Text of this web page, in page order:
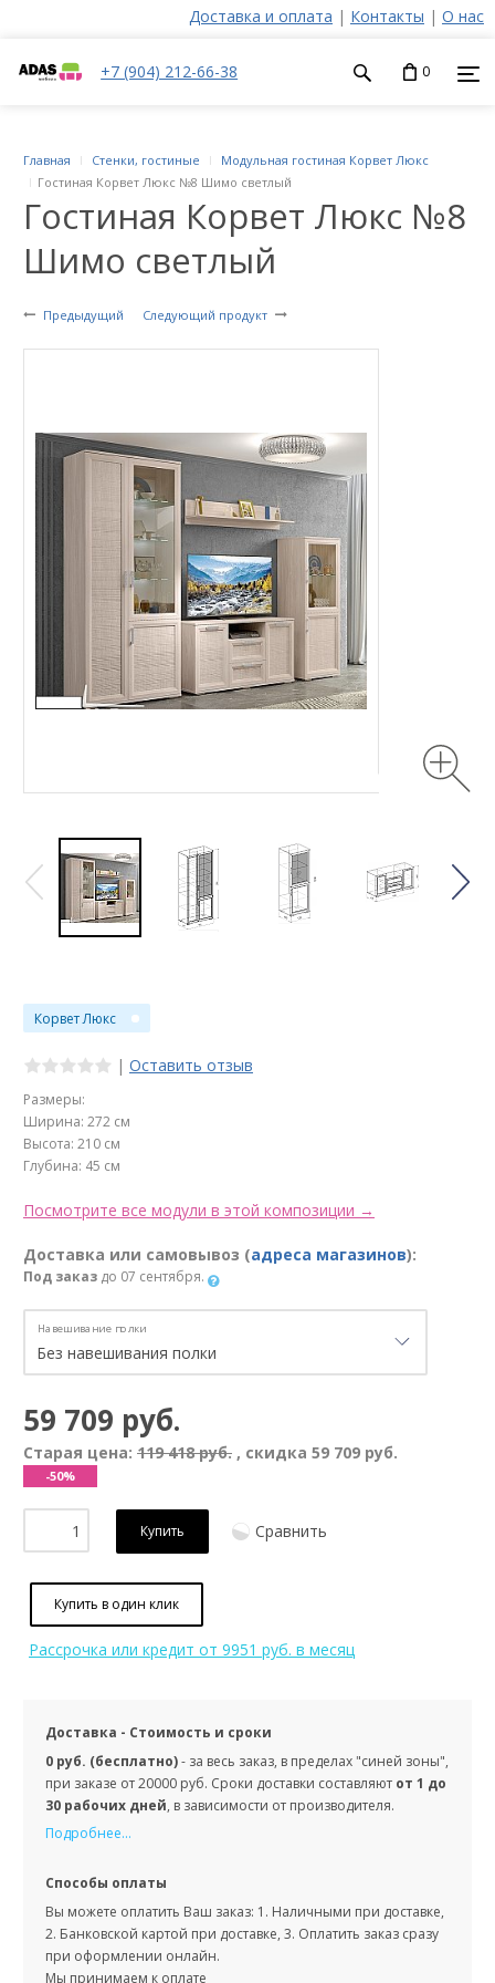
Доставка и оплата | Контакты | О нас
+7 (904) 212-66-38 0
Гостиная Корвет Люкс №8
Шимо светлый
Предыдущий Следующий продукт
Главная Стенки, гостиные
Модульная гостиная Корвет Люкс
Гостиная Корвет Люкс №8 Шимо светлый
Корвет Люкс
| Оставить отзыв
Размеры:
Ширина: 272 см
Высота: 210 см
Глубина: 45 см
Посмотрите все модули в этой композиции →
Доставка или самовывоз (адреса магазинов):
Под заказ до 07 сентября.
Навешивание полки
59 709 руб.
Старая цена: 119 418 руб. , скидка 59 709 руб.
-50%
Купить Сравнить
Купить в один клик
Рассрочка или кредит от 9951 руб. в месяц
Доставка - Стоимость и сроки
0 руб. (бесплатно)- за весь заказ, в пределах "синей зоны",
при заказе от 20000 руб. Сроки доставки составляют от 1 до
30 рабочих дней, в зависимости от производителя.
Подробнее...
Способы оплаты
Вы можете оплатить Ваш заказ: 1. Наличными при доставке,
2. Банковской картой при доставке, 3. Оплатить заказ сразу
при оформлении онлайн.
Мы принимаем к оплате